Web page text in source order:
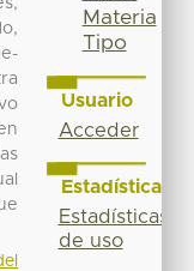
Materia
Tipo
Usuario
Acceder
Estadísticas
Estadísticas
de uso